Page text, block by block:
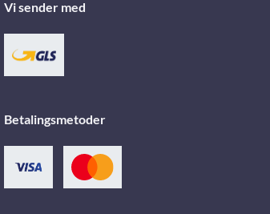
Vi sender med
Betalingsmetoder